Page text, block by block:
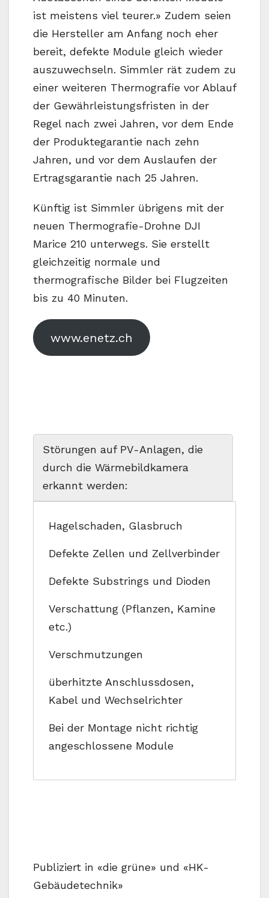
ist meistens viel teurer.» Zudem seien
die Hersteller am Anfang noch eher
bereit, defekte Module gleich wieder
auszuwechseln. Simmler rät zudem zu
einer weiteren Thermografie vor Ablauf
der Gewährleistungsfristen in der
Regel nach zwei Jahren, vor dem Ende
der Produktegarantie nach zehn
Jahren, und vor dem Auslaufen der
Ertragsgarantie nach 25 Jahren.
Künftig ist Simmler übrigens mit der
neuen Thermografie-Drohne DJI
Marice 210 unterwegs. Sie erstellt
gleichzeitig normale und
thermografische Bilder bei Flugzeiten
bis zu 40 Minuten.
www.enetz.ch
Störungen auf PV-Anlagen, die
durch die Wärmebildkamera
erkannt werden:
Hagelschaden, Glasbruch
Defekte Zellen und Zellverbinder
Defekte Substrings und Dioden
Verschattung (Pflanzen, Kamine
etc.)
Verschmutzungen
überhitzte Anschlussdosen,
Kabel und Wechselrichter
Bei der Montage nicht richtig
angeschlossene Module
Publiziert in «die grüne» und «HK-
Gebäudetechnik»